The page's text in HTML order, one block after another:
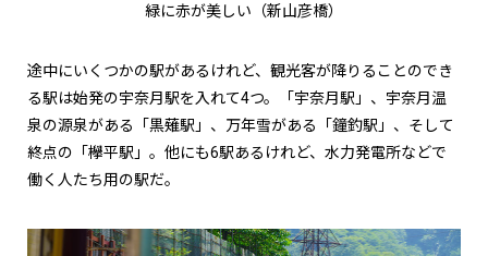
緑に赤が美しい（新山彦橋）
途中にいくつかの駅があるけれど、観光客が降りることのでき
る駅は始発の宇奈月駅を入れて4つ。「宇奈月駅」、宇奈月温
泉の源泉がある「黒薙駅」、万年雪がある「鐘釣駅」、そして
終点の「欅平駅」。他にも6駅あるけれど、水力発電所などで
働く人たち用の駅だ。